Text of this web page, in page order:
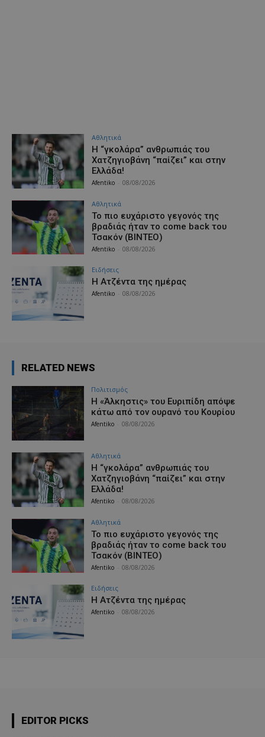
Αθλητικά
Η “γκολάρα” ανθρωπιάς του
Χατζηγιοβάνη “παίζει” και στην
Ελλάδα!
Afentiko 08/08/2026
Αθλητικά
Το πιο ευχάριστο γεγονός της
βραδιάς ήταν το come back του
Τσακόν (ΒΙΝΤΕΟ)
Afentiko 08/08/2026
Ειδήσεις
Η Ατζέντα της ημέρας
Afentiko 08/08/2026
RELATED NEWS
Πολιτισμός
Η «Άλκηστις» του Ευριπίδη απόψε
κάτω από τον ουρανό του Κουρίου
Afentiko 08/08/2026
Αθλητικά
Η “γκολάρα” ανθρωπιάς του
Χατζηγιοβάνη “παίζει” και στην
Ελλάδα!
Afentiko 08/08/2026
Αθλητικά
Το πιο ευχάριστο γεγονός της
βραδιάς ήταν το come back του
Τσακόν (ΒΙΝΤΕΟ)
Afentiko 08/08/2026
Ειδήσεις
Η Ατζέντα της ημέρας
Afentiko 08/08/2026
EDITOR PICKS